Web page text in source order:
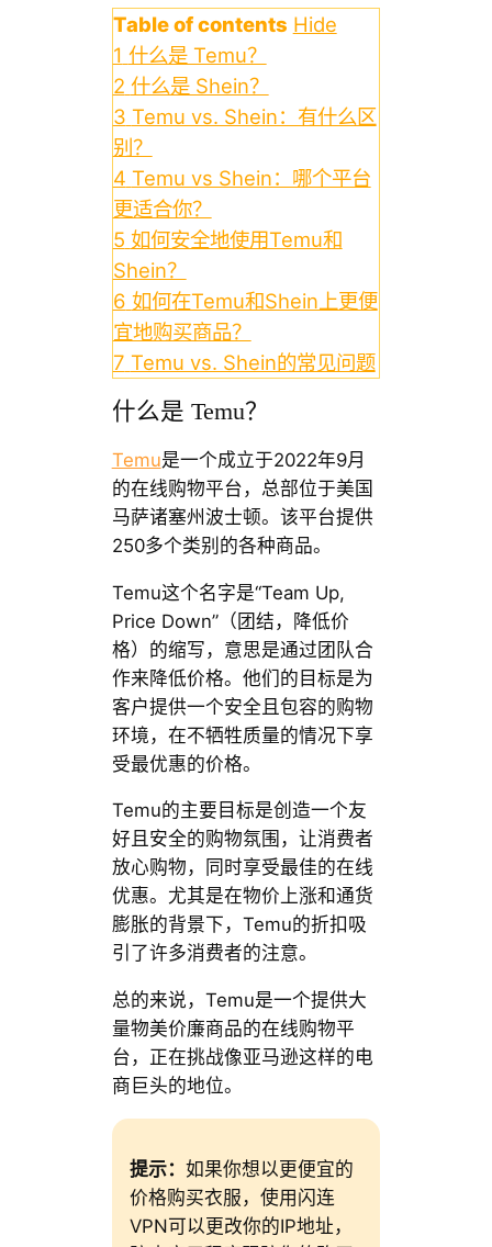
Table of contents Hide
1 什么是 Temu？
2 什么是 Shein？
3 Temu vs. Shein：有什么区
别？
4 Temu vs Shein：哪个平台
更适合你？
5 如何安全地使用Temu和
Shein？
6 如何在Temu和Shein上更便
宜地购买商品？
7 Temu vs. Shein的常见问题
什么是 Temu？
Temu是一个成立于2022年9月
的在线购物平台，总部位于美国
马萨诸塞州波士顿。该平台提供
250多个类别的各种商品。
Temu这个名字是“Team Up,
Price Down”（团结，降低价
格）的缩写，意思是通过团队合
作来降低价格。他们的目标是为
客户提供一个安全且包容的购物
环境，在不牺牲质量的情况下享
受最优惠的价格。
Temu的主要目标是创造一个友
好且安全的购物氛围，让消费者
放心购物，同时享受最佳的在线
优惠。尤其是在物价上涨和通货
膨胀的背景下，Temu的折扣吸
引了许多消费者的注意。
总的来说，Temu是一个提供大
量物美价廉商品的在线购物平
台，正在挑战像亚马逊这样的电
商巨头的地位。
提示： 如果你想以更便宜的
价格购买衣服，使用闪连
VPN可以更改你的IP地址，